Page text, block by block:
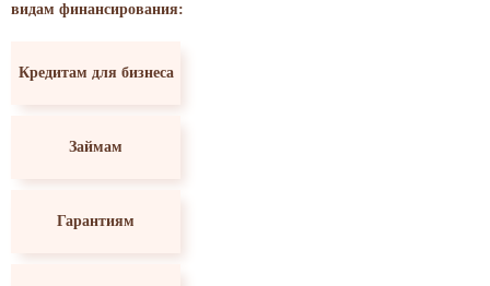
видам финансирования:
Кредитам для бизнеса
Займам
Гарантиям